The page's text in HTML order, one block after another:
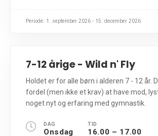
Periode: 1. september 2026 - 15. december 2026
7-12 årige - Wild n' Fly
Holdet er for alle børn i alderen 7 - 12 år.
fordel (men ikke et krav) at have mod,
noget nyt og erfaring med gymnastik.
DAG
Onsdag
TID
16.00 – 17.00